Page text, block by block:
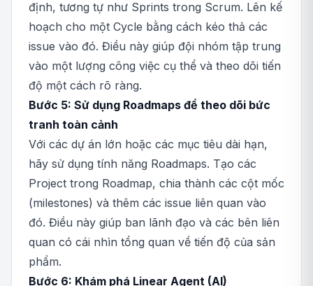
định, tương tự như Sprints trong Scrum. Lên kế
hoạch cho một Cycle bằng cách kéo thả các
issue vào đó. Điều này giúp đội nhóm tập trung
vào một lượng công việc cụ thể và theo dõi tiến
độ một cách rõ ràng.
Bước 5: Sử dụng Roadmaps để theo dõi bức
tranh toàn cảnh
Với các dự án lớn hoặc các mục tiêu dài hạn,
hãy sử dụng tính năng Roadmaps. Tạo các
Project trong Roadmap, chia thành các cột mốc
(milestones) và thêm các issue liên quan vào
đó. Điều này giúp ban lãnh đạo và các bên liên
quan có cái nhìn tổng quan về tiến độ của sản
phẩm.
Bước 6: Khám phá Linear Agent (AI)